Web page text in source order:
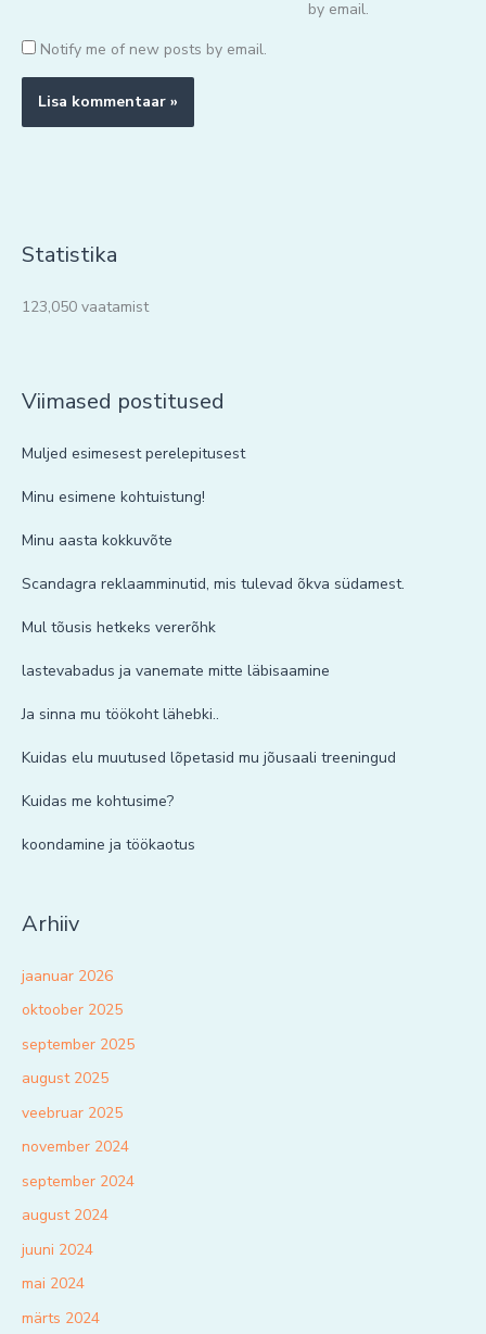
by email.
Notify me of new posts by email.
Statistika
123,050 vaatamist
Viimased postitused
Muljed esimesest perelepitusest
Minu esimene kohtuistung!
Minu aasta kokkuvõte
Scandagra reklaamminutid, mis tulevad õkva südamest.
Mul tõusis hetkeks vererõhk
lastevabadus ja vanemate mitte läbisaamine
Ja sinna mu töökoht lähebki..
Kuidas elu muutused lõpetasid mu jõusaali treeningud
Kuidas me kohtusime?
koondamine ja töökaotus
Arhiiv
jaanuar 2026
oktoober 2025
september 2025
august 2025
veebruar 2025
november 2024
september 2024
august 2024
juuni 2024
mai 2024
märts 2024